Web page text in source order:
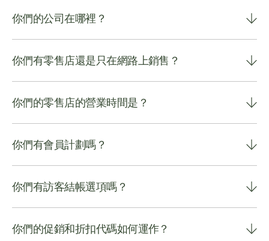
你們的公司在哪裡？
你們有零售店還是只在網路上銷售？
你們的零售店的營業時間是？
你們有會員計劃嗎？
你們有訪客結帳選項嗎？
你們的促銷和折扣代碼如何運作？